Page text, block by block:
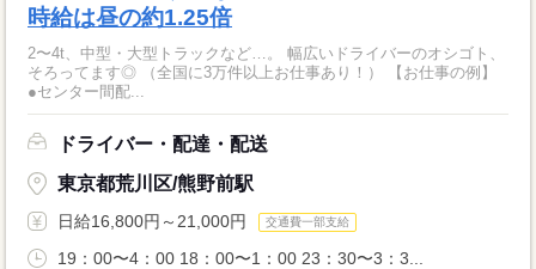
時給は昼の約1.25倍
2〜4t、中型・大型トラックなど…。 幅広いドライバーのオシゴト、
そろってます◎ （全国に3万件以上お仕事あり！） 【お仕事の例】
●センター間配...
ドライバー・配達・配送
東京都荒川区/熊野前駅
日給16,800円～21,000円 交通費一部支給
19：00〜4：00 18：00〜1：00 23：30〜3：3...